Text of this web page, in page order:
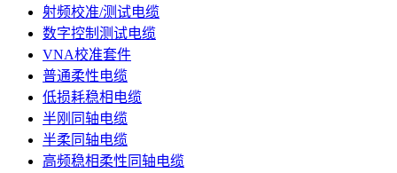
射频校准/测试电缆
数字控制测试电缆
VNA校准套件
普通柔性电缆
低损耗稳相电缆
半刚同轴电缆
半柔同轴电缆
高频稳相柔性同轴电缆